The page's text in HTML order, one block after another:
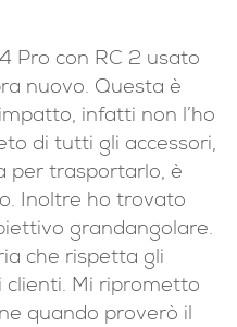
Pro con RC 2 usato
nuovo. Questa è
infatti non l’ho
di tutti gli accessori,
per trasportarlo, è
Inoltre ho trovato
grandangolare.
che rispetta gli
clienti. Mi riprometto
quando proverò il